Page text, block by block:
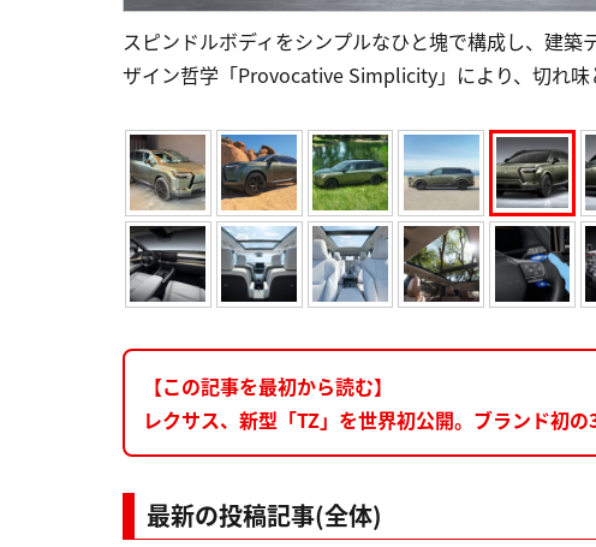
スピンドルボディをシンプルなひと塊で構成し、建
ザイン哲学「Provocative Simplicity」により、切れ味
【この記事を最初から読む】
レクサス、新型「TZ」を世界初公開。ブランド初
最新の投稿記事(全体)